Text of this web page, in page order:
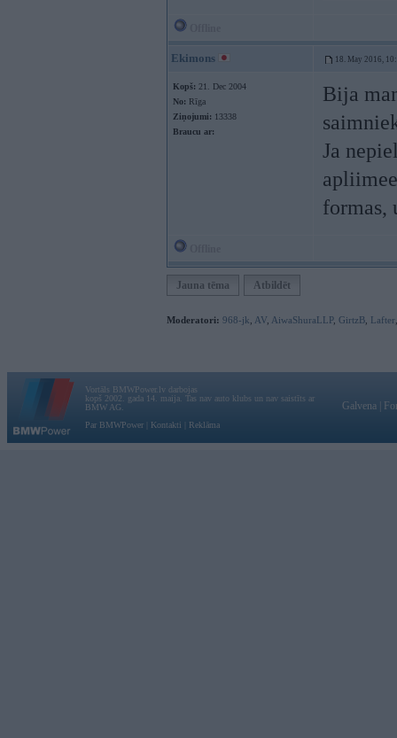
Ekimons 18. May 2016,
Kopš: 21. Dec 2004
No: Rīga
Ziņojumi: 13338
Braucu ar:
Bija
Ja
formas,
Jauna tēma Atbildēt
Moderatori: 968-jk AV AiwaShuraLLP, GirtzB Lafter
Vortāls BMWPower.lv darbojas
kopš 2002. gada 14. maija. Tas nav auto klubs un nav saistīts ar
BMW AG.
Par BMWPower
Kontakti Reklāma
Galvena